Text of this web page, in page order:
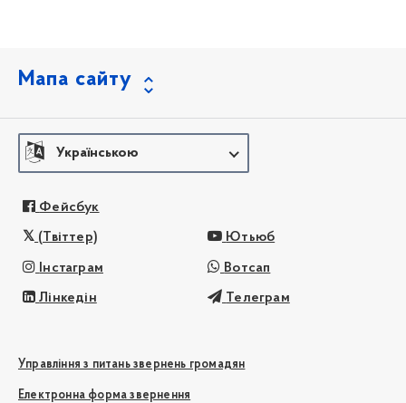
Мапа сайту
Українською
Фейсбук
(Твіттер) Ютьюб
Інстаграм Вотсап
Лінкедін Телеграм
Управління з питань звернень громадян
Електронна форма звернення